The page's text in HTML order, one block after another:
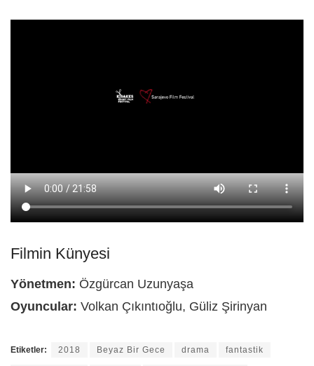
Filmin Künyesi
Yönetmen: Özgürcan Uzunyaşa
Oyuncular: Volkan Çıkıntıoğlu, Güliz Şirinyan
Etiketler: 2018 Beyaz Bir Gece drama fantastik